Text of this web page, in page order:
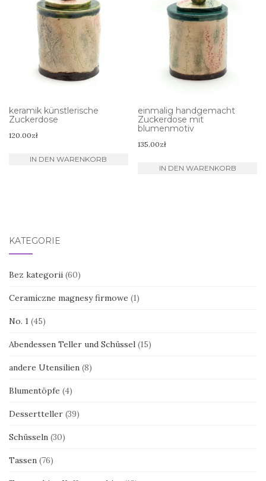
keramik künstlerische
Zuckerdose
120.00zł
IN DEN WARENKORB
einmalig handgemacht
Zuckerdose mit
blumenmotiv
135.00zł
IN DEN WARENKORB
KATEGORIE
Bez kategorii (60)
Ceramiczne magnesy firmowe (1)
No. 1 (45)
Abendessen Teller und Schüssel (15)
andere Utensilien (8)
Blumentöpfe (4)
Dessertteller (39)
Schüsseln (30)
Tassen (76)